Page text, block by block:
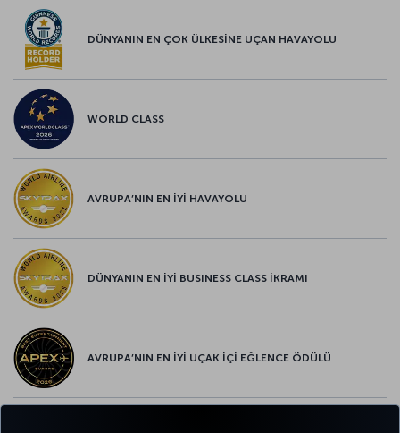
DÜNYANIN EN ÇOK ÜLKESİNE UÇAN HAVAYOLU
WORLD CLASS
AVRUPA’NIN EN İYİ HAVAYOLU
DÜNYANIN EN İYİ BUSINESS CLASS İKRAMI
AVRUPA’NIN EN İYİ UÇAK İÇİ EĞLENCE ÖDÜLÜ